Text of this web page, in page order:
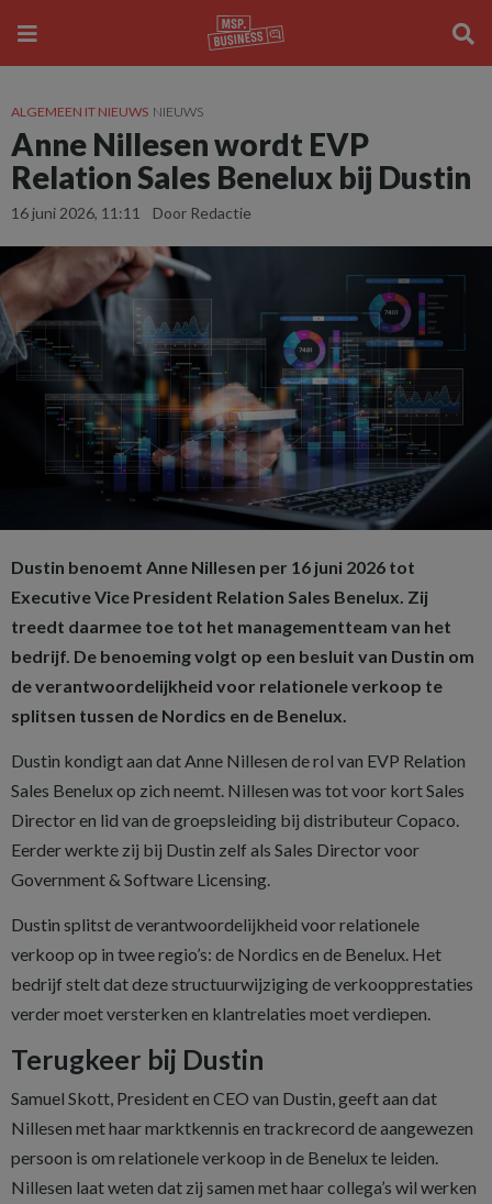
ALGEMEEN IT NIEUWS NIEUWS
Anne Nillesen wordt EVP
Relation Sales Benelux bij Dustin
16 juni 2026, 11:11 Door Redactie
Dustin benoemt Anne Nillesen per 16 juni 2026 tot
Executive Vice President Relation Sales Benelux. Zij
treedt daarmee toe tot het managementteam van het
bedrijf. De benoeming volgt op een besluit van Dustin om
de verantwoordelijkheid voor relationele verkoop te
splitsen tussen de Nordics en de Benelux.
Dustin kondigt aan dat Anne Nillesen de rol van EVP Relation
Sales Benelux op zich neemt. Nillesen was tot voor kort Sales
Director en lid van de groepsleiding bij distributeur Copaco.
Eerder werkte zij bij Dustin zelf als Sales Director voor
Government & Software Licensing.
Dustin splitst de verantwoordelijkheid voor relationele
verkoop op in twee regio’s: de Nordics en de Benelux. Het
bedrijf stelt dat deze structuurwijziging de verkoopprestaties
verder moet versterken en klantrelaties moet verdiepen.
Terugkeer bij Dustin
Samuel Skott, President en CEO van Dustin, geeft aan dat
Nillesen met haar marktkennis en trackrecord de aangewezen
persoon is om relationele verkoop in de Benelux te leiden.
Nillesen laat weten dat zij samen met haar collega’s wil werken